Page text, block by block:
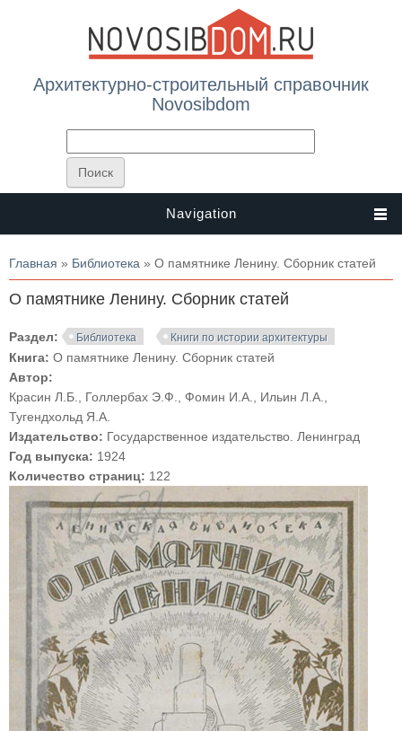
Архитектурно-строительный справочник
Novosibdom
Navigation
Вы здесь
Главная » Библиотека » О памятнике Ленину. Сборник статей
О памятнике Ленину. Сборник статей
Раздел: Библиотека Книги по истории архитектуры
Книга: О памятнике Ленину. Сборник статей
Автор:
Красин Л.Б., Голлербах Э.Ф., Фомин И.А., Ильин Л.А.,
Тугендхольд Я.А.
Издательство: Государственное издательство. Ленинград
Год выпуска: 1924
Количество страниц: 122